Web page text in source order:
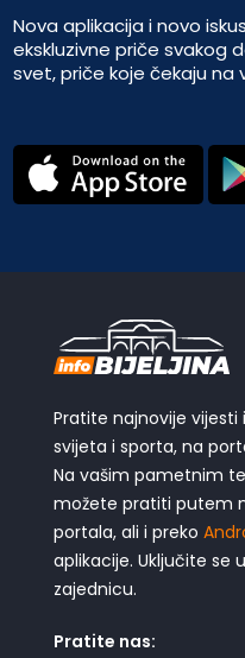
Nova aplikacija i novo
ekskluzivne priče svakog
svet, priče koje čekaju na
Pratite najnovije vijesti
svijeta i sporta, na
Na vašim pametnim
možete pratiti putem
portala, ali i preko
aplikacije. Uključite se
zajednicu.
Pratite nas: